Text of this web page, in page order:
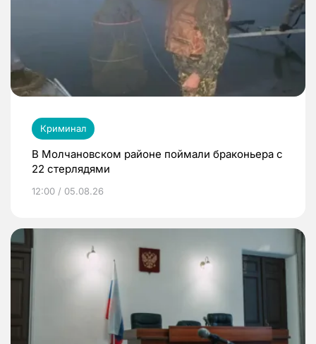
Криминал
В Молчановском районе поймали браконьера с
22 стерлядями
12:00 / 05.08.26